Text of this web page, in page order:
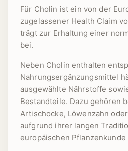
Für Cholin ist ein von der
zugelassener Health Claim
trägt zur Erhaltung einer
bei.
Neben Cholin enthalten
Nahrungsergänzungsmittel
ausgewählte Nährstoffe
Bestandteile. Dazu gehören
Artischocke, Löwenzahn
aufgrund ihrer langen
europäischen